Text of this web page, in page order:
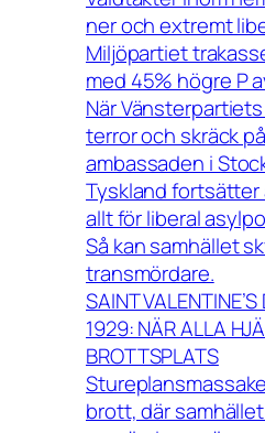
ner och extremt
Miljöpartiet
med 45% högre P
När
terror och skräck
ambassaden i
Tyskland
allt för liberal
Så kan samhället
transmördare.
SAINT
1929: NÄR ALLA
BROTTSPLATS
brott, där